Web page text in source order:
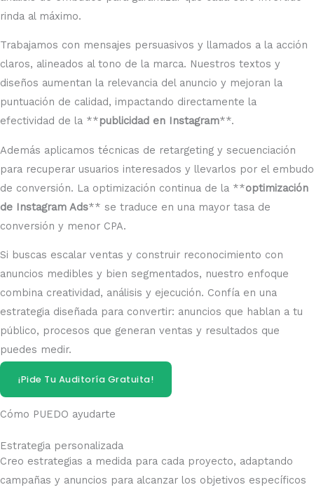
rinda al máximo.
Trabajamos con mensajes persuasivos y llamados a la acción
claros, alineados al tono de la marca. Nuestros textos y
diseños aumentan la relevancia del anuncio y mejoran la
puntuación de calidad, impactando directamente la
efectividad de la **publicidad en Instagram**.
Además aplicamos técnicas de retargeting y secuenciación
para recuperar usuarios interesados y llevarlos por el embudo
de conversión. La optimización continua de la **optimización
de Instagram Ads** se traduce en una mayor tasa de
conversión y menor CPA.
Si buscas escalar ventas y construir reconocimiento con
anuncios medibles y bien segmentados, nuestro enfoque
combina creatividad, análisis y ejecución. Confía en una
estrategia diseñada para convertir: anuncios que hablan a tu
público, procesos que generan ventas y resultados que
puedes medir.
¡Pide Tu Auditoría Gratuita!
Cómo PUEDO ayudarte
Estrategia personalizada​
Creo estrategias a medida para cada proyecto, adaptando
campañas y anuncios para alcanzar los objetivos específicos